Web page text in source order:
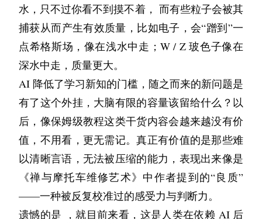
水，只不过你看不到摸不着， 而有些粒子会被其
捕获从而产生有效质量，比如电子，会“蹭到”一
点希格斯场，像在浅水中走；W / Z 玻色子像在
深水中走，质量更大。
AI 降低了学习新知的门槛，随之而来的新问题是
有了这个外挂，大脑有限的容量该留给什么？以
后，像保姆级教程这类干货内容会越来越没有价
值，不用看，更无需记。真正有价值的是那些难
以清晰言语，无法被压缩的能力，表现出来像是
《禅与摩托车维修艺术》中作者提到的“良质”
——一种被反复校准过的感受力与判断力。
遗憾的是 ，就目前来看，这是人类在依赖 AI 后